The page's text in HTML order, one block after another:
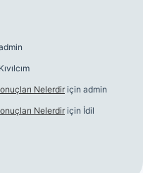
Kıvılcım
Nelerdir için admin
Nelerdir için İdil